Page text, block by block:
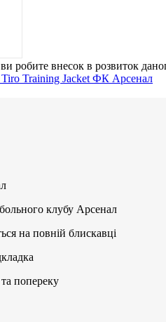
ви робите внесок в розвиток
клубу Арсенал
на повній блискавці
попереку